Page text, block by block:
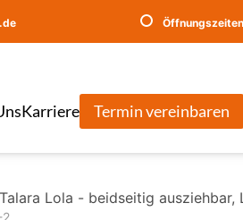
Öffnungszeiten
Karriere Termin vereinbaren
Lola - beidseitig
2